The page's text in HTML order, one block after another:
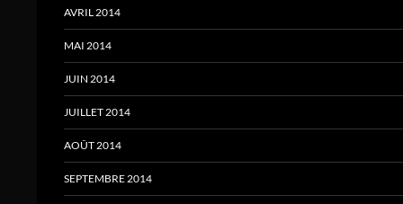
AVRIL 2014
MAI 2014
JUIN 2014
JUILLET 2014
AOÛT 2014
SEPTEMBRE 2014